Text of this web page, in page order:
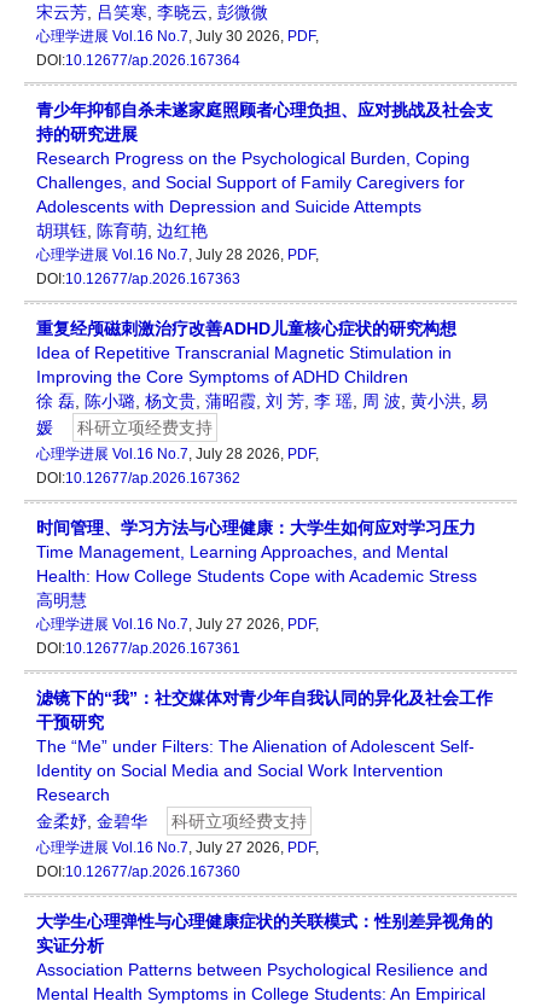
宋云芳 吕笑寒 李晓云 彭微微
心理学进展 Vol.16 No.7, July 30 2026, PDF,
DOI:10.12677/ap.2026.167364
青少年抑郁自杀未遂家庭照顾者心理负担、应对挑战及社会支
持的研究进展
Research Progress on the Psychological Burden, Coping
Challenges, and Social Support of Family Caregivers for
Adolescents with Depression and Suicide Attempts
胡琪钰
陈育萌 边红艳
心理学进展 Vol.16 No.7, July 28 2026, PDF,
DOI:10.12677/ap.2026.167363
重复经颅磁刺激治疗改善ADHD儿童核心症状的研究构想
Idea of Repetitive Transcranial Magnetic Stimulation in
Improving the Core Symptoms of ADHD Children
徐 磊
陈小璐 杨文贵 蒲昭霞 刘 芳 李 瑶 周 波 黄小洪 易
媛
科研立项经费支持
心理学进展 Vol.16 No.7, July 28 2026, PDF,
DOI:10.12677/ap.2026.167362
时间管理、学习方法与心理健康：大学生如何应对学习压力
Time Management, Learning Approaches, and Mental
Health: How College Students Cope with Academic Stress
高明慧
心理学进展 Vol.16 No.7, July 27 2026, PDF,
DOI:10.12677/ap.2026.167361
滤镜下的“我”：社交媒体对青少年自我认同的异化及社会工作
干预研究
The “Me” under Filters: The Alienation of Adolescent Self-
Identity on Social Media and Social Work Intervention
Research
金柔妤 金碧华 科研立项经费支持
心理学进展 Vol.16 No.7, July 27 2026, PDF,
DOI:10.12677/ap.2026.167360
大学生心理弹性与心理健康症状的关联模式：性别差异视角的
实证分析
Association Patterns between Psychological Resilience and
Mental Health Symptoms in College Students: An Empirical